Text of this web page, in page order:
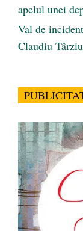
apelul unei
Val de
Claudiu